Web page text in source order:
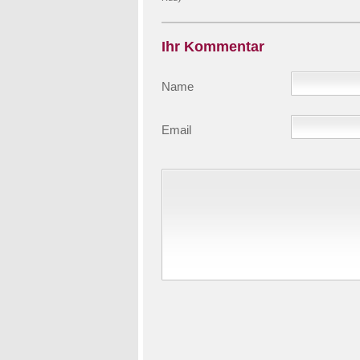
Ihr Kommentar
Name
Email